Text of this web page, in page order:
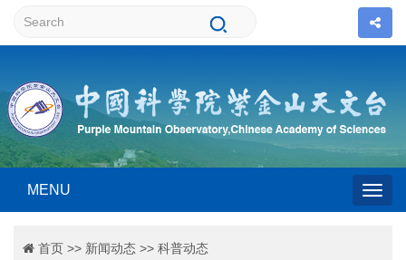
MENU
首页 >> 新闻动态 >> 科普动态